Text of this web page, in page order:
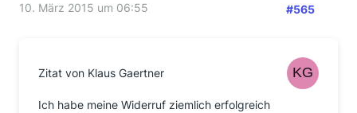
10. März 2015 um 06:55 #565
Zitat von Klaus Gaertner
Ich habe meine Widerruf ziemlich erfolgreich